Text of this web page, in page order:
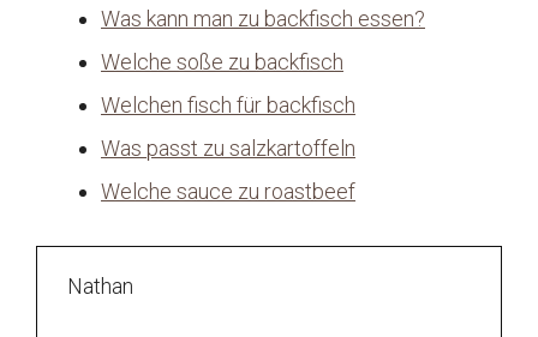
Was kann man zu backfisch essen?
Welche soße zu backfisch
Welchen fisch für backfisch
Was passt zu salzkartoffeln
Welche sauce zu roastbeef
Nathan